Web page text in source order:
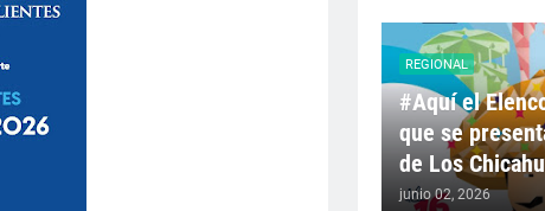
REGIONAL
#Aquí el
que se
de Los
junio 02, 2026